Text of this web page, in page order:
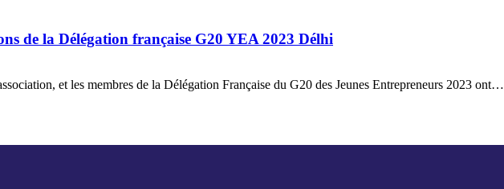
de la Délégation française G20 YEA 2023 Délhi
et les membres de la Délégation Française du G20 des Jeunes Entrepreneurs 2023 ont…